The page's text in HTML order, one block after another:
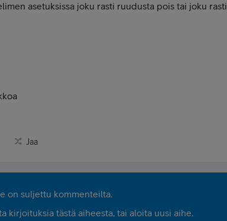
asetuksissa joku rasti ruudusta pois tai joku rasti
Jaa
on suljettu kommenteilta.
kirjoituksia tästä aiheesta, tai aloita uusi aihe.